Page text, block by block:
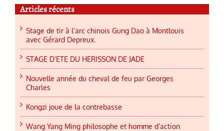
Articles récents
Stage de tir à l’arc chinois Gung Dao à Montlouis
avec Gérard Depreux.
STAGE D’ETE DU HERISSON DE JADE
Nouvelle année du cheval de feu par Georges
Charles
Kongzi joue de la contrebasse
Wang Yang Ming philosophe et homme d’action